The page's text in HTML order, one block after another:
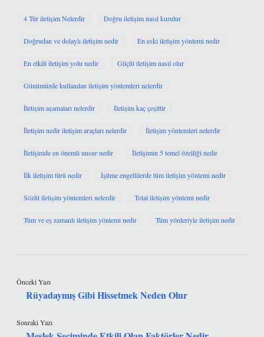
4 Tür iletişim Nelerdir Doğru iletişim nasıl kurulur
Doğrudan ve dolaylı iletişim nedir En eski iletişim yöntemi nedir
En etkili iletişim yolu nedir Güçlü iletişim nasıl olur
Günümüzde kullanılan iletişim yöntemleri nelerdir
İletişim aşamaları nelerdir İletişim kaç çeşittir
İletişim nedir iletişim araçları nelerdir İletişim yöntemleri nelerdir
İletişimde en önemli unsur nedir İletişimin 5 temel özelliği nedir
İlk iletişim türü nedir İşitme engellilerde tüm iletişim yöntemi nedir
Sözlü iletişim yöntemleri nelerdir Total iletişim yöntemi nedir
Tüm ve eş zamanlı iletişim yöntemi nedir Tüm yönleriyle iletişim nedir
Önceki Yazı
Rüyadaymış Gibi Hissetmek Neden Olur
Sonraki Yazı